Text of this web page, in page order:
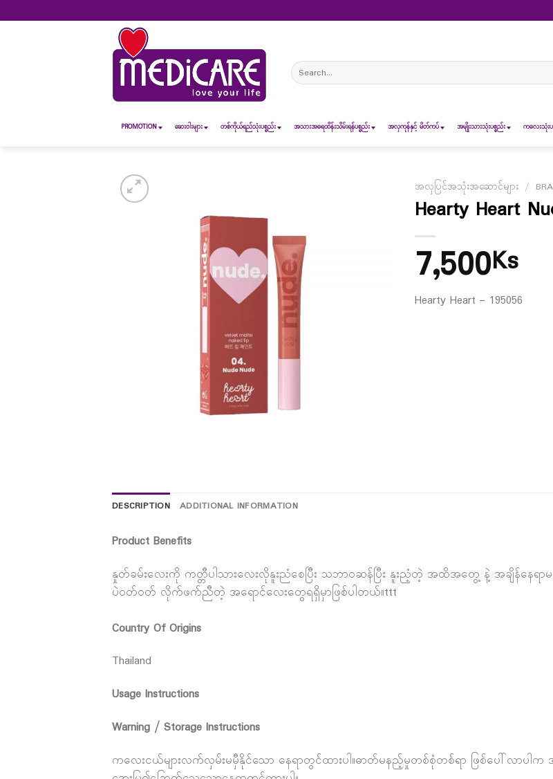
to
Search
for:
PROMOTION ဆေး၀ါးများ တစ်ကိုယ်ရည်သုံးပစ္စည်း အသားအရေထိန်းသိမ်းရန်ပစ္စည်း အလှကုန်နှင့် မိတ်ကပ် အမျိုးသားသုံးပစ္စည်း ကလေးသုံးပ
အလှပြင်အသုံးအဆောင်များ /
Hearty Heart
7,500Ks
Hearty Heart – 195056
DESCRIPTION ADDITIONAL INFORMATION
Product Benefits
နှုတ်ခမ်းလေးကို ကတ္တီပါသားလေးလိုနူးညံစေပြီး သဘာဝဆန်ပြီး နူးညံ့တဲ့ အထိအတွေ့ နဲ့ အချိန်နေရာမ
ပဲဝတ်ဝတ် လိုက်ဖက်ညီတဲ့ အရောင်လေးတွေရရှိမှာဖြစ်ပါတယ်။ttt
Country Of Origins
Thailand
Usage Instructions
Warning / Storage Instructions
ကလေးငယ်များလက်လှမ်းမမှီနိုင်သော နေရာတွင်ထားပါ။ဓာတ်မနည့်မှုတစ်စုံတစ်ရာ ဖြစ်ပေါ်လာပါက အသုံ